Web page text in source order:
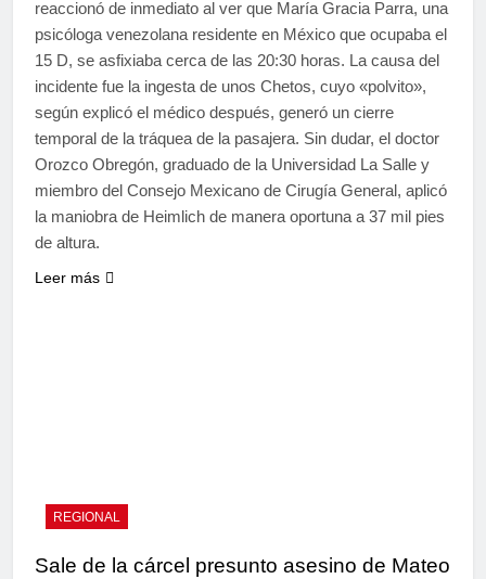
reaccionó de inmediato al ver que María Gracia Parra, una
psicóloga venezolana residente en México que ocupaba el
15 D, se asfixiaba cerca de las 20:30 horas. La causa del
incidente fue la ingesta de unos Chetos, cuyo «polvito»,
según explicó el médico después, generó un cierre
temporal de la tráquea de la pasajera. Sin dudar, el doctor
Orozco Obregón, graduado de la Universidad La Salle y
miembro del Consejo Mexicano de Cirugía General, aplicó
la maniobra de Heimlich de manera oportuna a 37 mil pies
de altura.
Leer más
REGIONAL
Sale de la cárcel presunto asesino de Mateo